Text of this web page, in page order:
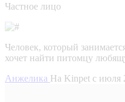
Частное лицо
Человек, который
хочет найти питомцу
Анжелика На Kinpet c июля